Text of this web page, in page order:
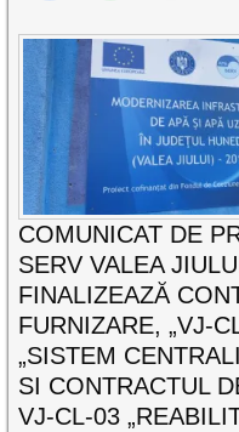
COMUNICAT DE
SERV VALEA
FINALIZEAZĂ
FURNIZARE, „VJ-
„SISTEM
SI CONTRACTUL
VJ-CL-03